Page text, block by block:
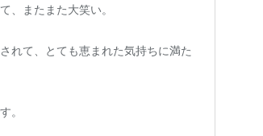
、またまた大笑い。
れて、とても恵まれた気持ちに満た
。